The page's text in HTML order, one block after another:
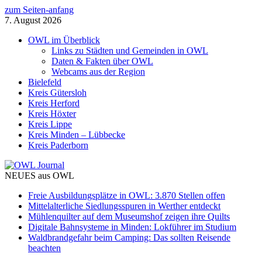
zum Seiten-anfang
7. August 2026
OWL im Überblick
Links zu Städten und Gemeinden in OWL
Daten & Fakten über OWL
Webcams aus der Region
Bielefeld
Kreis Gütersloh
Kreis Herford
Kreis Höxter
Kreis Lippe
Kreis Minden – Lübbecke
Kreis Paderborn
NEUES aus OWL
Freie Ausbildungsplätze in OWL: 3.870 Stellen offen
Mittelalterliche Siedlungsspuren in Werther entdeckt
Mühlenquilter auf dem Museumshof zeigen ihre Quilts
Digitale Bahnsysteme in Minden: Lokführer im Studium
Waldbrandgefahr beim Camping: Das sollten Reisende
beachten